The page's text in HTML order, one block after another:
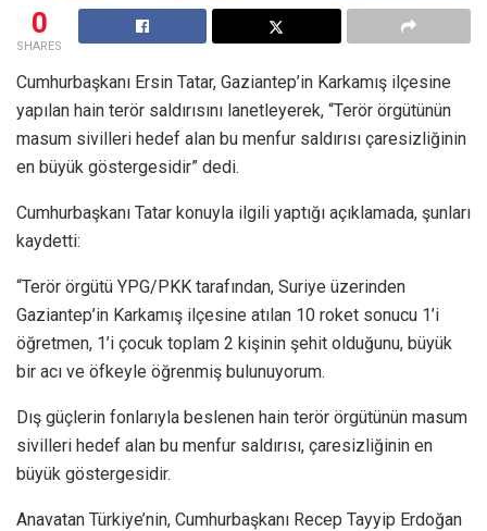
0
SHARES
Cumhurbaşkanı Ersin Tatar, Gaziantep’in Karkamış ilçesine
yapılan hain terör saldırısını lanetleyerek, “Terör örgütünün
masum sivilleri hedef alan bu menfur saldırısı çaresizliğinin
en büyük göstergesidir” dedi.
Cumhurbaşkanı Tatar konuyla ilgili yaptığı açıklamada, şunları
kaydetti:
“Terör örgütü YPG/PKK tarafından, Suriye üzerinden
Gaziantep’in Karkamış ilçesine atılan 10 roket sonucu 1’i
öğretmen, 1’i çocuk toplam 2 kişinin şehit olduğunu, büyük
bir acı ve öfkeyle öğrenmiş bulunuyorum.
Dış güçlerin fonlarıyla beslenen hain terör örgütünün masum
sivilleri hedef alan bu menfur saldırısı, çaresizliğinin en
büyük göstergesidir.
Anavatan Türkiye’nin, Cumhurbaşkanı Recep Tayyip Erdoğan